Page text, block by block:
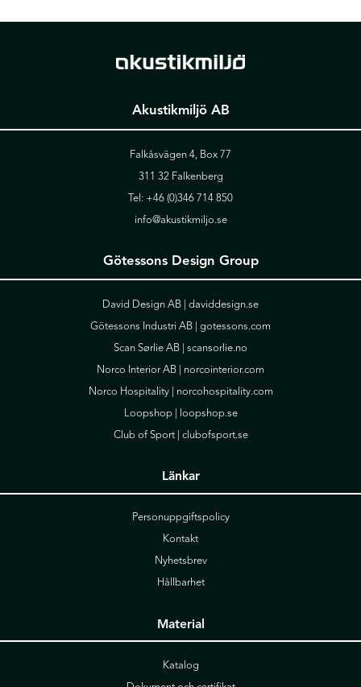
Akustikmiljö AB
Falkåsvägen 4, Box 77
311 32 Falkenberg
Tel: +46 (0)346 714 850
info@akustikmiljo.se
Götessons Design Group
David Design AB | daviddesign.se
Götessons Industri AB | gotessons.com
Scan Sørlie AB | scansorlie.no
Norco Interior AB | norcointerior.com
Norco Hospitality | norcohospitality.com
Loopshop |
loopshop.se
Club of Sport | clubofsport.se
Länkar
Personuppgiftspolicy
Kontakt
Nyhetsbrev
Hållbarhet
Material
Katalog